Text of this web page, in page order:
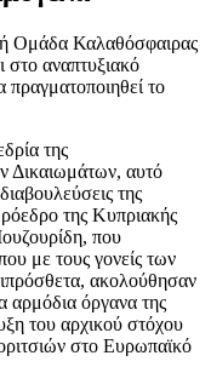
Ομάδα Καλαθόσφαιρας
στο αναπτυξιακό
το
της
Δικαιωμάτων, αυτό
της
της Κυπριακής
που
με τους γονείς των
ακολούθησαν
αρμόδια όργανα της
του αρχικού στόχου
στο Ευρωπαϊκό